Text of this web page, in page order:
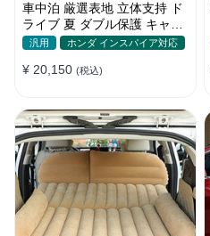
車中泊 厳選表地 立体支持 ド
ライブ 夏 ダブル保護 キャン
プ 旅行 収納便利 取付簡単 全
汎用 ホンダ インスパイア対応
¥ 20,150 (税込)